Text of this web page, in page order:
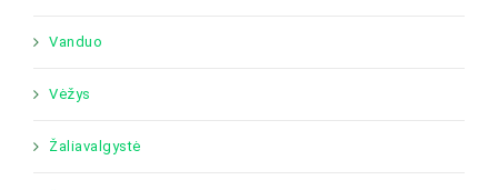
Vanduo
Vėžys
Žaliavalgystė